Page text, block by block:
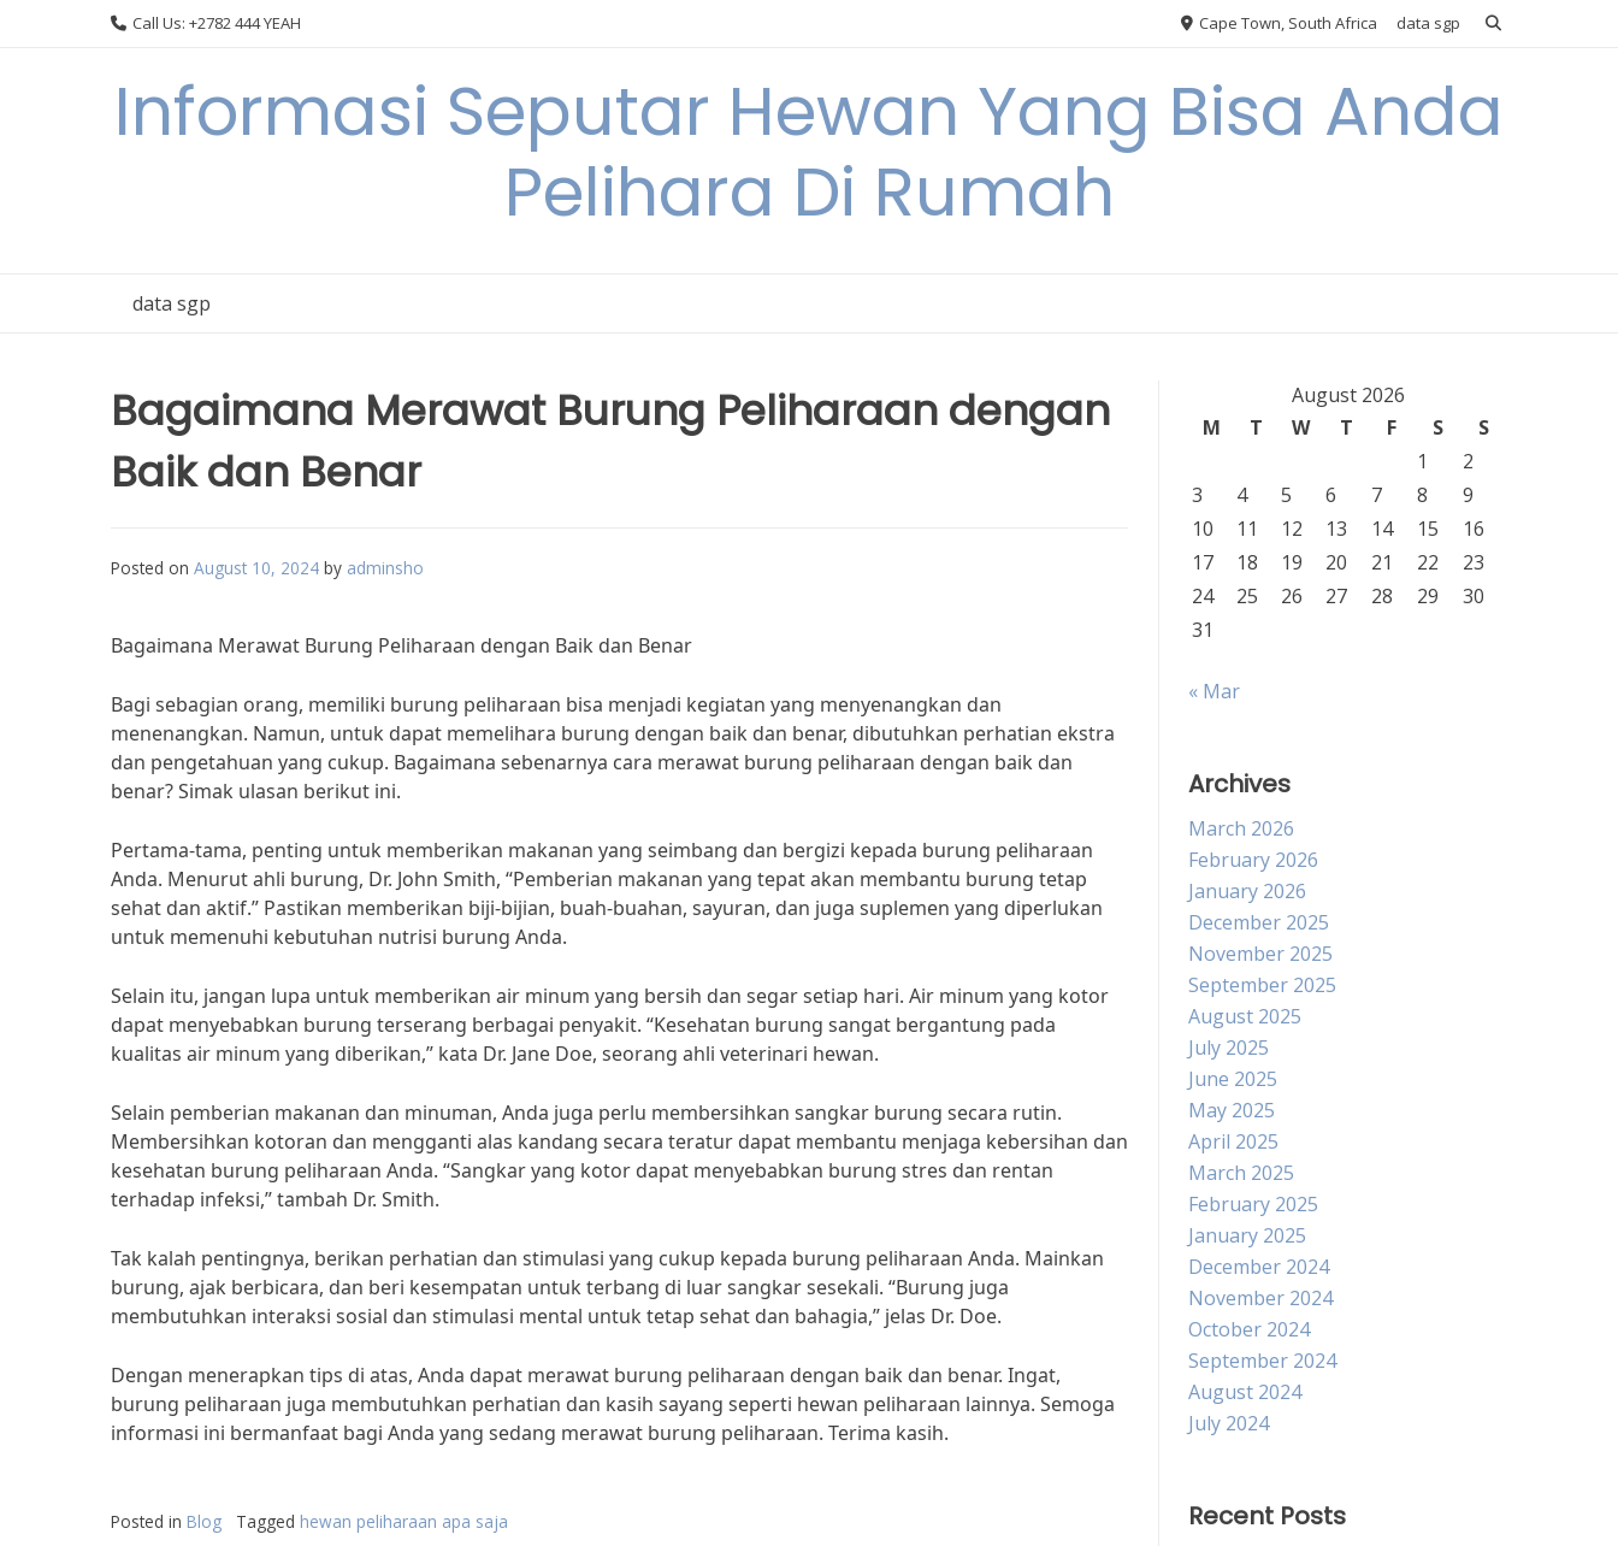
Call Us: +2782 444 YEAH Cape Town, South Africa data sgp
Informasi Seputar Hewan Yang Bisa Anda
Pelihara Di Rumah
data sgp
Bagaimana Merawat Burung Peliharaan dengan
Baik dan Benar
Posted on August 10, 2024 by adminsho
Bagaimana Merawat Burung Peliharaan dengan Baik dan Benar
Bagi sebagian orang, memiliki burung peliharaan bisa menjadi kegiatan yang menyenangkan dan
menenangkan. Namun, untuk dapat memelihara burung dengan baik dan benar, dibutuhkan perhatian ekstra
dan pengetahuan yang cukup. Bagaimana sebenarnya cara merawat burung peliharaan dengan baik dan
benar? Simak ulasan berikut ini.
Pertama-tama, penting untuk memberikan makanan yang seimbang dan bergizi kepada burung peliharaan
Anda. Menurut ahli burung, Dr. John Smith, “Pemberian makanan yang tepat akan membantu burung tetap
sehat dan aktif.” Pastikan memberikan biji-bijian, buah-buahan, sayuran, dan juga suplemen yang diperlukan
untuk memenuhi kebutuhan nutrisi burung Anda.
Selain itu, jangan lupa untuk memberikan air minum yang bersih dan segar setiap hari. Air minum yang kotor
dapat menyebabkan burung terserang berbagai penyakit. “Kesehatan burung sangat bergantung pada
kualitas air minum yang diberikan,” kata Dr. Jane Doe, seorang ahli veterinari hewan.
Selain pemberian makanan dan minuman, Anda juga perlu membersihkan sangkar burung secara rutin.
Membersihkan kotoran dan mengganti alas kandang secara teratur dapat membantu menjaga kebersihan dan
kesehatan burung peliharaan Anda. “Sangkar yang kotor dapat menyebabkan burung stres dan rentan
terhadap infeksi,” tambah Dr. Smith.
Tak kalah pentingnya, berikan perhatian dan stimulasi yang cukup kepada burung peliharaan Anda. Mainkan
burung, ajak berbicara, dan beri kesempatan untuk terbang di luar sangkar sesekali. “Burung juga
membutuhkan interaksi sosial dan stimulasi mental untuk tetap sehat dan bahagia,” jelas Dr. Doe.
Dengan menerapkan tips di atas, Anda dapat merawat burung peliharaan dengan baik dan benar. Ingat,
burung peliharaan juga membutuhkan perhatian dan kasih sayang seperti hewan peliharaan lainnya. Semoga
informasi ini bermanfaat bagi Anda yang sedang merawat burung peliharaan. Terima kasih.
Posted in Blog Tagged hewan peliharaan apa saja
August 2026
M
T W T F S
S
1
2
3
4 5 6 7 8
9
10
11 12 13 14 15
16
17
18 19 20 21 22
23
24
25 26 27 28 29
30
31
« Mar
Archives
March 2026
February 2026
January 2026
December 2025
November 2025
September 2025
August 2025
July 2025
June 2025
May 2025
April 2025
March 2025
February 2025
January 2025
December 2024
November 2024
October 2024
September 2024
August 2024
July 2024
Recent Posts